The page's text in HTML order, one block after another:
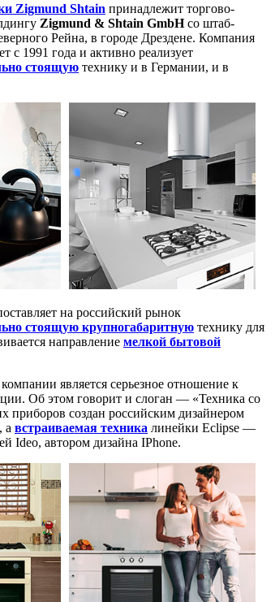
Zigmund Shtain принадлежит торгово-
Zigmund & Shtain GmbHсо штаб-
Рейна, в городе Дрездене. Компания
с 1991 года и активно реализует
стоящую технику и в Германии, и в
на российский рынок
стоящую крупногабаритную технику для
направление мелкой бытовой
является серьезное отношение к
Об этом говорит и слоган — «Техника со
приборов создан российским дизайнером
а встраиваемая техника линейки Eclipse —
Ideo, автором дизайна IPhone.